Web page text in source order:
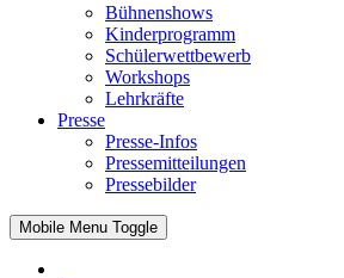
Bühnenshows
Kinderprogramm
Schülerwettbewerb
Workshops
Lehrkräfte
Presse
Presse-Infos
Pressemitteilungen
Pressebilder
Mobile Menu Toggle